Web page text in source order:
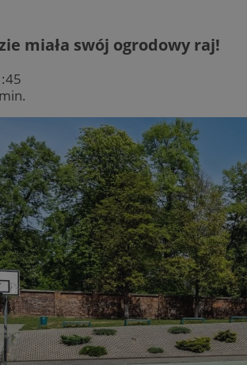
miała swój ogrodowy raj!